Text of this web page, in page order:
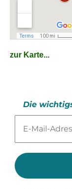
zur Karte...
Die
Mail-
*